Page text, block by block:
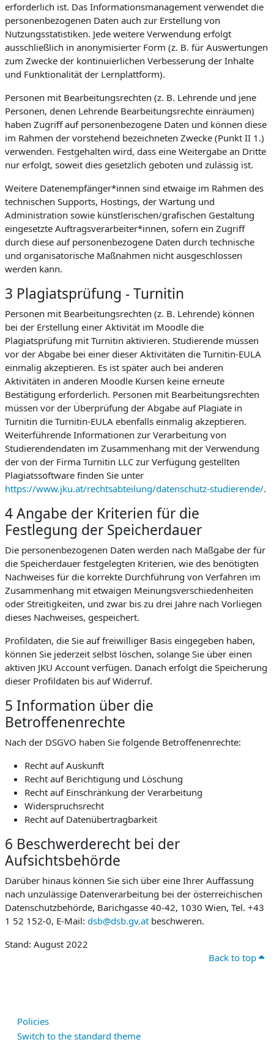
erforderlich ist. Das Informationsmanagement verwendet die
personenbezogenen Daten auch zur Erstellung von
Nutzungsstatistiken. Jede weitere Verwendung erfolgt
ausschließlich in anonymisierter Form (z. B. für Auswertungen
zum Zwecke der kontinuierlichen Verbesserung der Inhalte
und Funktionalität der Lernplattform).
Personen mit Bearbeitungsrechten (z. B. Lehrende und jene
Personen, denen Lehrende Bearbeitungsrechte einräumen)
haben Zugriff auf personenbezogene Daten und können diese
im Rahmen der vorstehend bezeichneten Zwecke (Punkt II 1.)
verwenden. Festgehalten wird, dass eine Weitergabe an Dritte
nur erfolgt, soweit dies gesetzlich geboten und zulässig ist.
Weitere Datenempfänger*innen sind etwaige im Rahmen des
technischen Supports, Hostings, der Wartung und
Administration sowie künstlerischen/grafischen Gestaltung
eingesetzte Auftragsverarbeiter*innen, sofern ein Zugriff
durch diese auf personenbezogene Daten durch technische
und organisatorische Maßnahmen nicht ausgeschlossen
werden kann.
3 Plagiatsprüfung - Turnitin
Personen mit Bearbeitungsrechten (z. B. Lehrende) können
bei der Erstellung einer Aktivität im Moodle die
Plagiatsprüfung mit Turnitin aktivieren. Studierende müssen
vor der Abgabe bei einer dieser Aktivitäten die Turnitin-EULA
einmalig akzeptieren. Es ist später auch bei anderen
Aktivitäten in anderen Moodle Kursen keine erneute
Bestätigung erforderlich. Personen mit Bearbeitungsrechten
müssen vor der Überprüfung der Abgabe auf Plagiate in
Turnitin die Turnitin-EULA ebenfalls einmalig akzeptieren.
Weiterführende Informationen zur Verarbeitung von
Studierendendaten im Zusammenhang mit der Verwendung
der von der Firma Turnitin LLC zur Verfügung gestellten
Plagiatssoftware finden Sie unter
https://www.jku.at/rechtsabteilung/datenschutz-studierende/.
4 Angabe der Kriterien für die
Festlegung der Speicherdauer
Die personenbezogenen Daten werden nach Maßgabe der für
die Speicherdauer festgelegten Kriterien, wie des benötigten
Nachweises für die korrekte Durchführung von Verfahren im
Zusammenhang mit etwaigen Meinungsverschiedenheiten
oder Streitigkeiten, und zwar bis zu drei Jahre nach Vorliegen
dieses Nachweises, gespeichert.
Profildaten, die Sie auf freiwilliger Basis eingegeben haben,
können Sie jederzeit selbst löschen, solange Sie über einen
aktiven JKU Account verfügen. Danach erfolgt die Speicherung
dieser Profildaten bis auf Widerruf.
5 Information über die
Betroffenenrechte
Nach der DSGVO haben Sie folgende Betroffenenrechte:
Recht auf Auskunft
Recht auf Berichtigung und Löschung
Recht auf Einschränkung der Verarbeitung
Widerspruchsrecht
Recht auf Datenübertragbarkeit
6 Beschwerderecht bei der
Aufsichtsbehörde
Darüber hinaus können Sie sich über eine Ihrer Auffassung
nach unzulässige Datenverarbeitung bei der österreichischen
Datenschutzbehörde, Barichgasse 40-42, 1030 Wien, Tel. +43
1 52 152-0, E-Mail: dsb@dsb.gv.at beschweren.
Stand: August 2022
Back to top
Policies
Switch to the standard theme